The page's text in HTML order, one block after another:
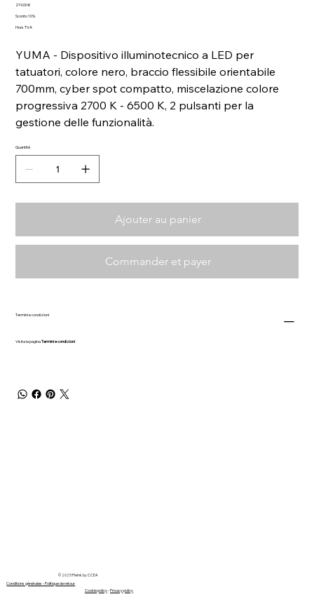
Prix
219,00 €
Sconto 10%
Hors TVA
YUMA - Dispositivo illuminotecnico a LED per
tatuatori, colore nero, braccio flessibile orientabile
700mm, cyber spot compatto, miscelazione colore
progressiva 2700 K - 6500 K, 2 pulsanti per la
gestione delle funzionalità.
Quantité
Ajouter au panier
Commander et payer
Termini e condizioni
Visita la paginaTermini e condizioni
© 2025 Pleink by CCEA
Cookie policy-Privacy policy
Conditions générales - Politique de retour